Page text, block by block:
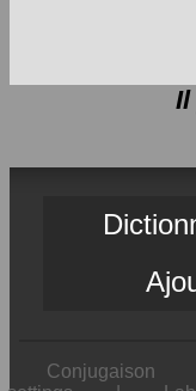
Il
Conjugaison